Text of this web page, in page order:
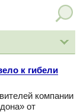
к гибели
компании
от